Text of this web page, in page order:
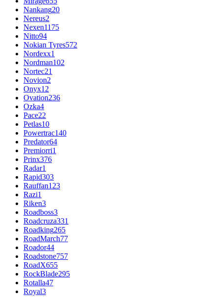
Nankang20
Nereus2
Nexen1175
Nitto94
Nokian Tyres572
Nordexx1
Nordman102
Nortec21
Novion2
Onyx12
Ovation236
Ozka4
Pace22
Petlas10
Powertrac140
Predator64
Premiorri1
Prinx376
Radar1
Rapid303
Rauffan123
Razi1
Riken3
Roadboss3
Roadcruza331
Roadking265
RoadMarch77
Roador44
Roadstone757
RoadX655
RockBlade295
Rotalla47
Royal3